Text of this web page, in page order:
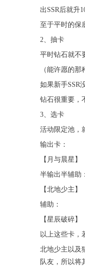
出SSR后就升
至于平时的保
2、抽卡
平时钻石就不
（能许愿的
如果新手SSR
钻石很重要，
3、选卡
活动限定池，
输出卡：
【月与晨星
半输出半辅助：
【北地少主】
辅助：
【星辰破碎
以上这些卡，
北地少主以及
队友，所以将